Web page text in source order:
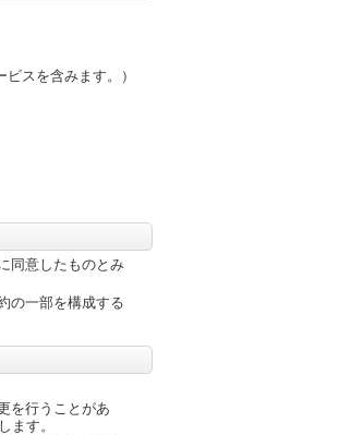
スを含みます。）
同意したものとみ
の一部を構成する
を行うことがあ
ます。